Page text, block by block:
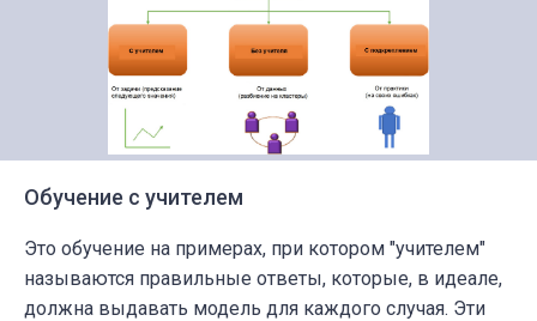
Обучение с учителем
Это обучение на примерах, при котором "учителем"
называются правильные ответы, которые, в идеале,
должна выдавать модель для каждого случая. Эти